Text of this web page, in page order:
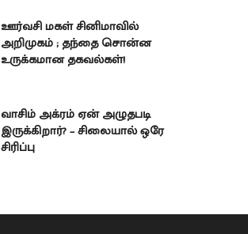
ஊர்வசி மகள் சினிமாவில்
அறிமுகம் ; தந்தை சொன்ன
உருக்கமான தகவல்கள்!
வாசிம் அக்ரம் ஏன் அழுதபடி
இருக்கிறார்? – சிலையால் ஒரே
சிரிப்பு